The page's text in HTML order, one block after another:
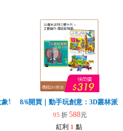
電子琴8/6開買｜動手玩創意：3D叢林派
95 折 588元
紅利 1 點